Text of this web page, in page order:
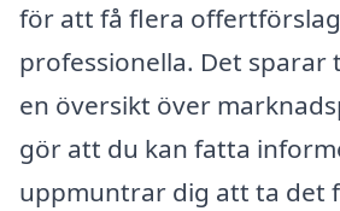
för att få flera
professionella. Det sparar
en översikt över
gör att du kan fatta
uppmuntrar dig att ta det